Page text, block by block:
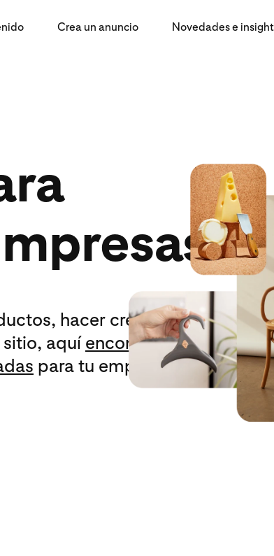
Crea un anuncio Novedades e
hacer crecer tu
aquíencontrarás las
para tu empresa.